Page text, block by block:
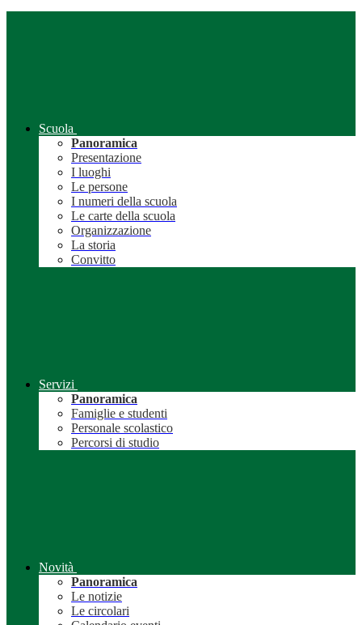
Scuola
Panoramica
Presentazione
I luoghi
Le persone
I numeri della scuola
Le carte della scuola
Organizzazione
La storia
Convitto
Servizi
Panoramica
Famiglie e studenti
Personale scolastico
Percorsi di studio
Novità
Panoramica
Le notizie
Le circolari